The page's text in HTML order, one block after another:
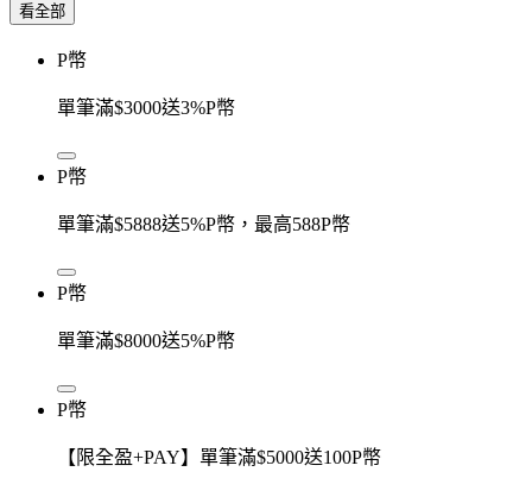
看全部
P幣
單筆滿$3000送3%P幣
P幣
單筆滿$5888送5%P幣，最高588P幣
P幣
單筆滿$8000送5%P幣
P幣
【限全盈+PAY】單筆滿$5000送100P幣